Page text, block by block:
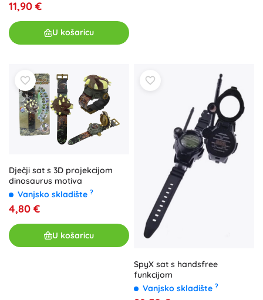
11,90 €
U košaricu
Dječji sat s 3D projekcijom
dinosaurus motiva
Vanjsko skladište ?
4,80 €
U košaricu
SpyX sat s handsfree
funkcijom
Vanjsko skladište ?